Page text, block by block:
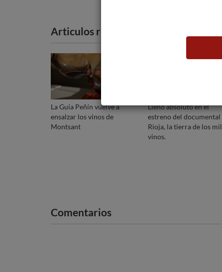
Articulos recomendados
La Guía Peñín vuelve a
ensalzar los vinos de
Montsant
Lleno absoluto en el
estreno del documental
Rioja, la tierra de los mil
vinos.
Comentarios